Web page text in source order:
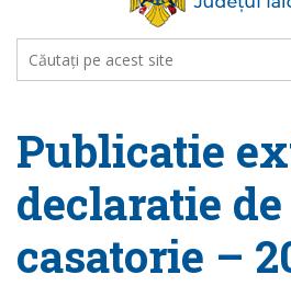
Publicatie
declaratie de
casatorie –